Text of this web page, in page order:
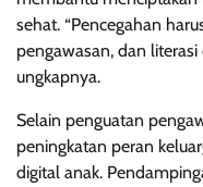
sehat. “Pencegahan
pengawasan, dan
ungkapnya.
Selain penguatan
peningkatan peran
digital anak.